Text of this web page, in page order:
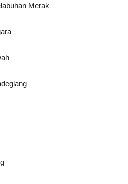
Merak